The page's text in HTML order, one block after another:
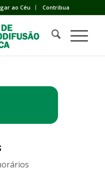
ao Céu Contribua